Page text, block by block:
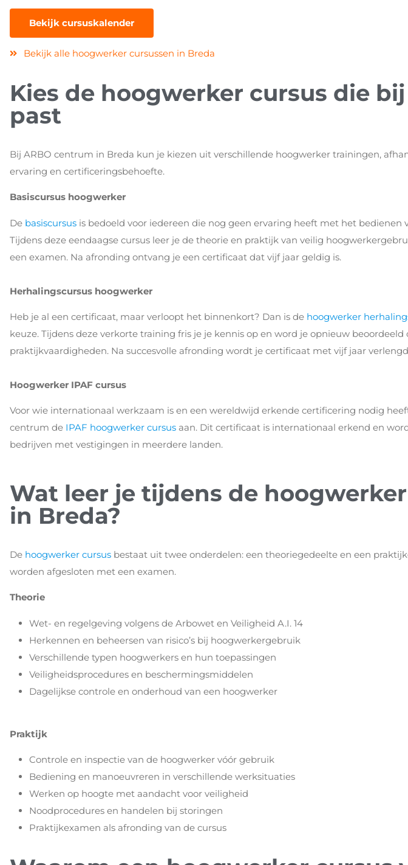
Bekijk cursuskalender
Bekijk alle hoogwerker cursussen in Breda
Kies de hoogwerker cursus die
past
Bij ARBO centrum in Breda kun je kiezen uit verschillende hoogwerker trainingen,
ervaring en certificeringsbehoefte.
Basiscursus hoogwerker
De basiscursus is bedoeld voor iedereen die nog geen ervaring heeft met het bedienen
Tijdens deze eendaagse cursus leer je de theorie en praktijk van veilig
een examen. Na afronding ontvang je een certificaat dat vijf jaar geldig is.
Herhalingscursus hoogwerker
Heb je al een certificaat, maar verloopt het binnenkort? Dan is de hoogwerker
keuze. Tijdens deze verkorte training fris je je kennis op en word je opnieuw beoordeeld
praktijkvaardigheden. Na succesvolle afronding wordt je certificaat met vijf jaar
Hoogwerker IPAF cursus
Voor wie internationaal werkzaam is en een wereldwijd erkende certificering nodig
centrum de IPAF hoogwerker cursus aan. Dit certificaat is internationaal erkend en
bedrijven met vestigingen in meerdere landen.
Wat leer je tijdens de
in Breda?
De hoogwerker cursus bestaat uit twee onderdelen: een theoriegedeelte en een
worden afgesloten met een examen.
Theorie
Wet- en regelgeving volgens de Arbowet en Veiligheid A.I. 14
Herkennen en beheersen van risico’s bij hoogwerkergebruik
Verschillende typen hoogwerkers en hun toepassingen
Veiligheidsprocedures en beschermingsmiddelen
Dagelijkse controle en onderhoud van een hoogwerker
Praktijk
Controle en inspectie van de hoogwerker vóór gebruik
Bediening en manoeuvreren in verschillende werksituaties
Werken op hoogte met aandacht voor veiligheid
Noodprocedures en handelen bij storingen
Praktijkexamen als afronding van de cursus